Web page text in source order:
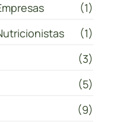
(1)
(1)
(3)
(5)
(9)